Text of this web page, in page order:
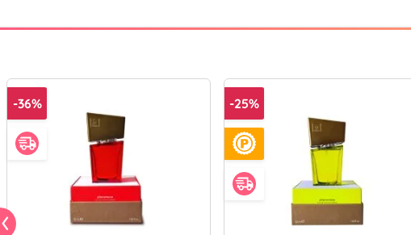
-36% -25%